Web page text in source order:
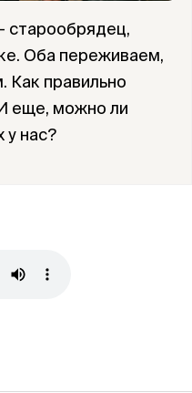
старообрядец,
Оба переживаем,
Как правильно
еще, можно ли
у нас?